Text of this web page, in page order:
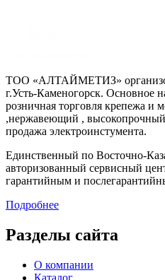
ТОО «АЛТАЙМЕТИЗ»
г.Усть-Каменогорск. Основное
розничная торговля крепежа и
,нержавеющий ,
продажа электроинстумента.
Единственный по Восточно-
авторизованный сервисный
гарантийным и
Подробнее
Разделы сайта
О компании
Каталог